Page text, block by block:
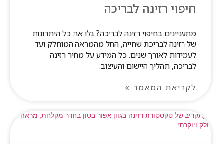
חיפוי רזינה לבריכה
מתעניינים בחיפוי רזינה לבריכה? גלו את כל היתרונות
של רזינה לבריכת שחייה, החל מהמראה המוחלק ועד
לעמידות לאורך שנים. כל המידע על מחיר רזינה
לבריכה, תהליך היישום והעיצוב.
לקריאת המאמר »